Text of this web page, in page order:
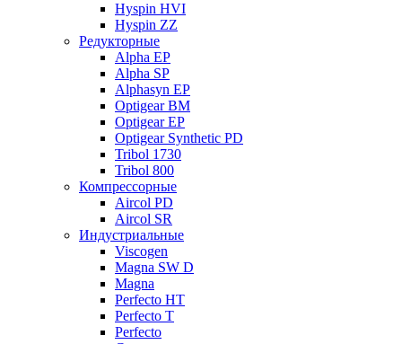
Hyspin HVI
Hyspin ZZ
Редукторные
Alpha EP
Alpha SP
Alphasyn EP
Optigear BM
Optigear EP
Optigear Synthetic PD
Tribol 1730
Tribol 800
Компрессорные
Aircol PD
Aircol SR
Индустриальные
Viscogen
Magna SW D
Magna
Perfecto HT
Perfecto T
Perfecto